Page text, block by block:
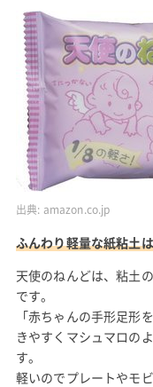
出典: amazon.co.jp
ふんわり軽量な紙粘土
天使のねんどは、粘土
です。
「赤ちゃんの手形足形
きやすくマシュマロの
す。
軽いのでプレートやモ